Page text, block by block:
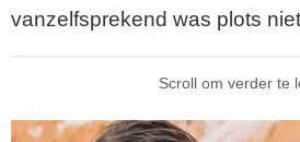
vanzelfsprekend was plots
Scroll om verder te